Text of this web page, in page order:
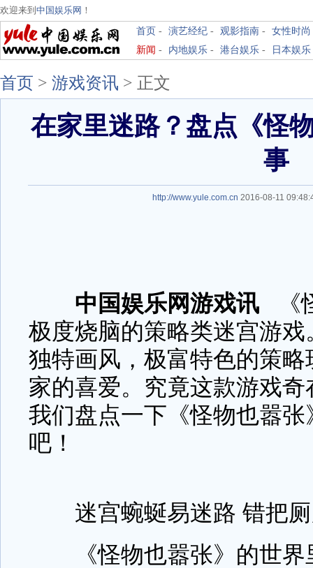
欢迎来到 中国娱乐网 ！
首页 - 演艺经纪 - 观影指南 - 女性时尚
新闻 - 内地娱乐 - 港台娱乐 - 日本娱乐
首页 > 游戏资讯 > 正文
在家里迷路？盘点《怪
事
http://www.yule.com.cn 2016-08-11
中国娱乐网游戏讯
极度烧脑的策略类迷宫游
独特画风，极富特色的策
家的喜爱。究竟这款游戏
我们盘点一下《怪物也嚣
吧！
迷宫蜿蜒易迷路 错把厕
《怪物也嚣张》的世界